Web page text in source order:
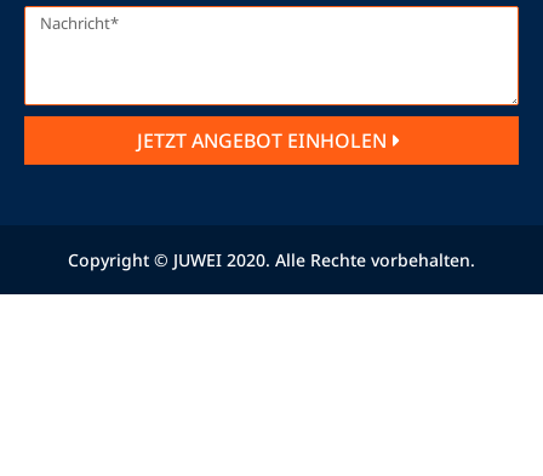
JETZT ANGEBOT EINHOLEN
Copyright © JUWEI 2020. Alle Rechte vorbehalten.